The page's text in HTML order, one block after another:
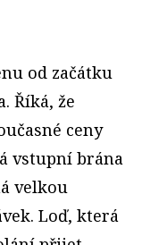
od začátku
Říká, že
ceny
vstupní brána
velkou
Loď, která